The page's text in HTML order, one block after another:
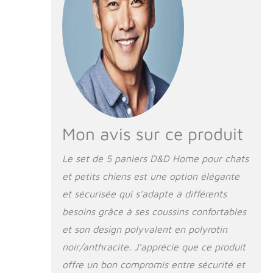
couchage à la fois
douillet et
confortable, c'est ce
que vous propose
D&D Home avec ce
lot de panier Rustic
Rattan Ce couchage
allie robustesse et
osier : Pour inviter
sommeil, le modèle
est muni d’un
coussin doux et
amovible. Le design
et la couleur de ce
modèle s’assortiront
votre intérieur. Ce
panier est peu
Mon avis sur ce produit
Le set de 5 paniers D&D Home pour chats
et petits chiens est une option élégante
et sécurisée qui s’adapte à différents
besoins grâce à ses coussins confortables
et son design polyvalent en polyrotin
noir/anthracite. J’apprécie que ce produit
offre un bon compromis entre sécurité et